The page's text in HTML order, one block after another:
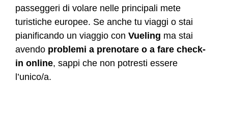
passeggeri di volare nelle principali mete
turistiche europee. Se anche tu viaggi o stai
pianificando un viaggio con Vueling ma stai
avendo problemi a prenotare o a fare check-
in online, sappi che non potresti essere
l’unico/a.